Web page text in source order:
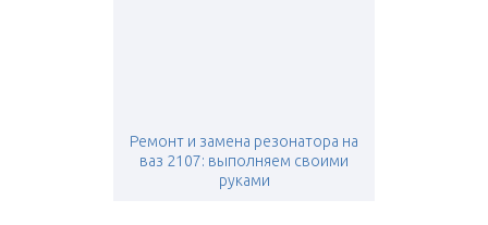
Ремонт и замена резонатора на
ваз 2107: выполняем своими
руками